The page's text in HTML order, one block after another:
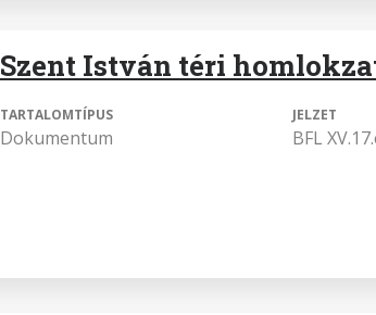
Szent István téri
TARTALOMTÍPUS
Dokumentum
JELZET
BFL